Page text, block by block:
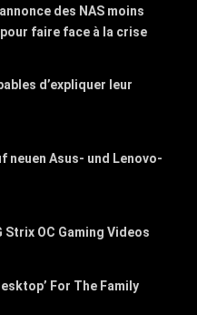
des NAS moins
faire face à la crise
d’expliquer leur
neuen Asus- und Lenovo-
Strix OC Gaming Videos
For The Family